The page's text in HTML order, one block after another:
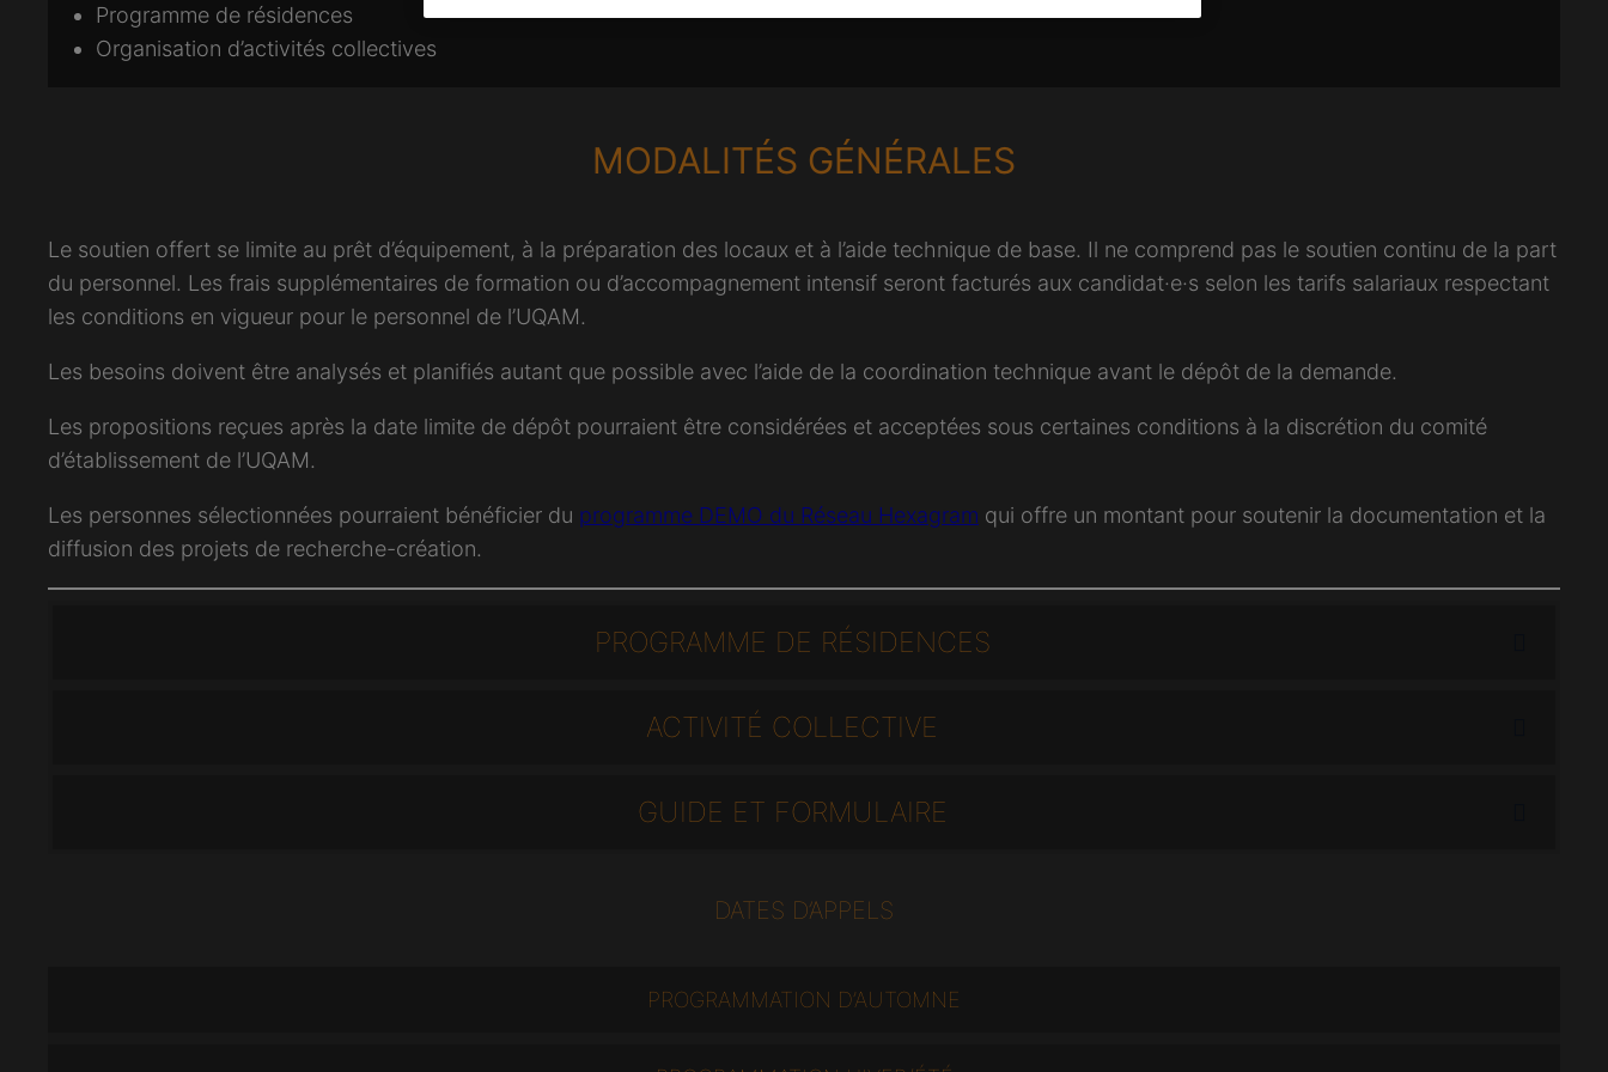
Programme de résidences
Organisation d’activités collectives
MODALITÉS GÉNÉRALES
Le soutien offert se limite au prêt d’équipement, à la préparation des locaux et à l’aide technique de base. Il ne comprend pas le soutien continu de la part
du personnel. Les frais supplémentaires de formation ou d’accompagnement intensif seront facturés aux candidat·e·s selon les tarifs salariaux respectant
les conditions en vigueur pour le personnel de l’UQAM.
Les besoins doivent être analysés et planifiés autant que possible avec l’aide de la coordination technique avant le dépôt de la demande.
Les propositions reçues après la date limite de dépôt pourraient être considérées et acceptées sous certaines conditions à la discrétion du comité
d’établissement de l’UQAM.
Les personnes sélectionnées pourraient bénéficier du programme DEMO du Réseau Hexagram qui offre un montant pour soutenir la documentation et la
diffusion des projets de recherche-création.
PROGRAMME DE RÉSIDENCES
ACTIVITÉ COLLECTIVE
GUIDE ET FORMULAIRE
DATES D’APPELS
PROGRAMMATION D’AUTOMNE